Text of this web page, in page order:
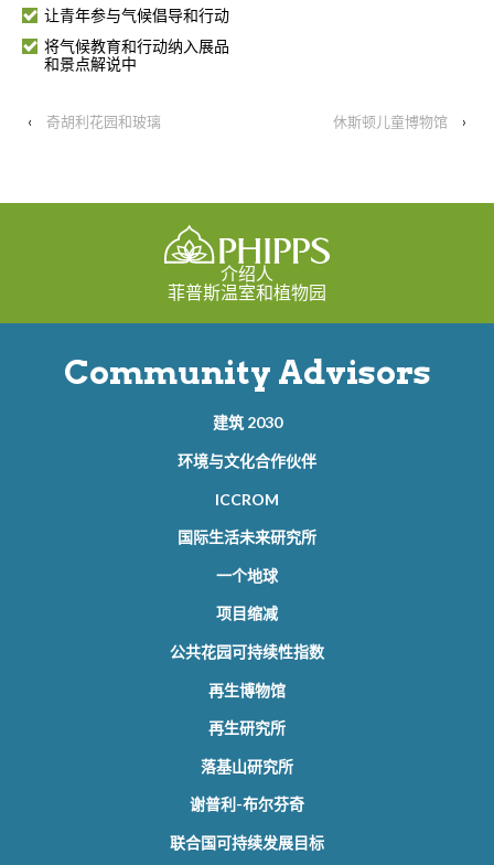
让青年参与气候倡导和行动
将气候教育和行动纳入展品
和景点解说中
‹ 奇胡利花园和玻璃 休斯顿儿童博物馆 ›
介绍人
菲普斯温室和植物园
Community Advisors
建筑 2030
环境与文化合作伙伴
ICCROM
国际生活未来研究所
一个地球
项目缩减
公共花园可持续性指数
再生博物馆
再生研究所
落基山研究所
谢普利-布尔芬奇
联合国可持续发展目标